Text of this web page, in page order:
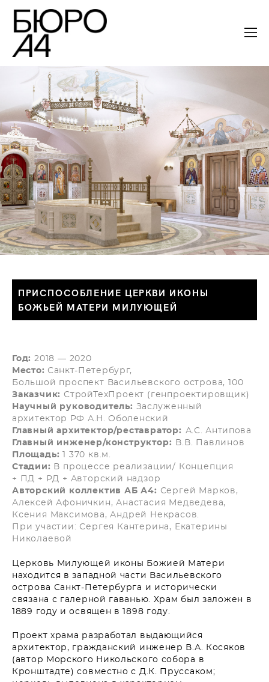
ПРИСПОСОБЛЕНИЕ ЦЕРКВИ ИКОНЫ
БОЖЬЕЙ МАТЕРИ МИЛУЮЩЕЙ
Год: 2018 — 2020
Место: Санкт-Петербург,
Большой проспект Васильевского острова, 100
Заказчик: СтройТехПроект (генпроектировщик)
Научный руководитель: Заслуженный
архитектор РФ А.Н. Оболенский
Главный архитектор/реставратор: А.С. Антипова
Главный инженер/конструктор:
В.В. Павлинов
Площадь: 1 370 кв.м.
Стадии: В процессе реализации/ Концепция
+ ПД + РД + Авторский надзор
Авторский коллектив АБ А4: Сергей Марков,
Алексей Афоничкин, Анастасия Медведева,
Ксения Максимова, Андрей Некрасов.
При участии: Сергея Кантерина, Екатерины
Николаевой
Церковь Милующей иконы Божией Матери
находится в западной части Васильевского
острова Санкт-Петербурга и исторически
связана с галерной гаванью. Храм был заложен в
1889 году и освящен в 1898 году.
Проект храма разработал выдающийся
архитектор, гражданский инженер В.А. Косяков
(автор Морского Никольского собора в
Кронштадте) совместно с Д.К. Пруссаком;